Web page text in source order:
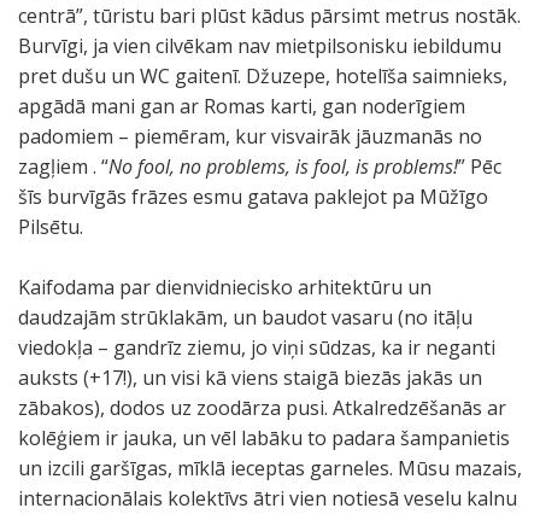
centrā”, tūristu bari plūst kādus pārsimt metrus nostāk.
Burvīgi, ja vien cilvēkam nav mietpilsonisku iebildumu
pret dušu un WC gaitenī. Džuzepe, hotelīša saimnieks,
apgādā mani gan ar Romas karti, gan noderīgiem
padomiem – piemēram, kur visvairāk jāuzmanās no
zagļiem . “No fool, no problems, is fool, is problems!” Pēc
šīs burvīgās frāzes esmu gatava paklejot pa Mūžīgo
Pilsētu.
Kaifodama par dienvidniecisko arhitektūru un
daudzajām strūklakām, un baudot vasaru (no itāļu
viedokļa – gandrīz ziemu, jo viņi sūdzas, ka ir neganti
auksts (+17!), un visi kā viens staigā biezās jakās un
zābakos), dodos uz zoodārza pusi. Atkalredzēšanās ar
kolēģiem ir jauka, un vēl labāku to padara šampanietis
un izcili garšīgas, mīklā ieceptas garneles. Mūsu mazais,
internacionālais kolektīvs ātri vien notiesā veselu kalnu